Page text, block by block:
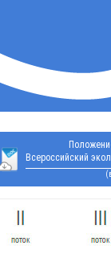
Всероссийский